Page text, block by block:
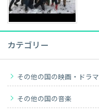
カテゴリー
その他の国の映画・ドラマ
その他の国の音楽